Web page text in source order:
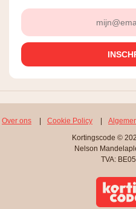
Over ons | Cookie Policy |
Kortingscode ©
Nelson
TVA: